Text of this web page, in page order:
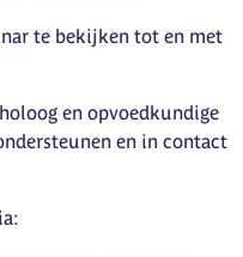
te bekijken tot en met
en opvoedkundige
en in contact